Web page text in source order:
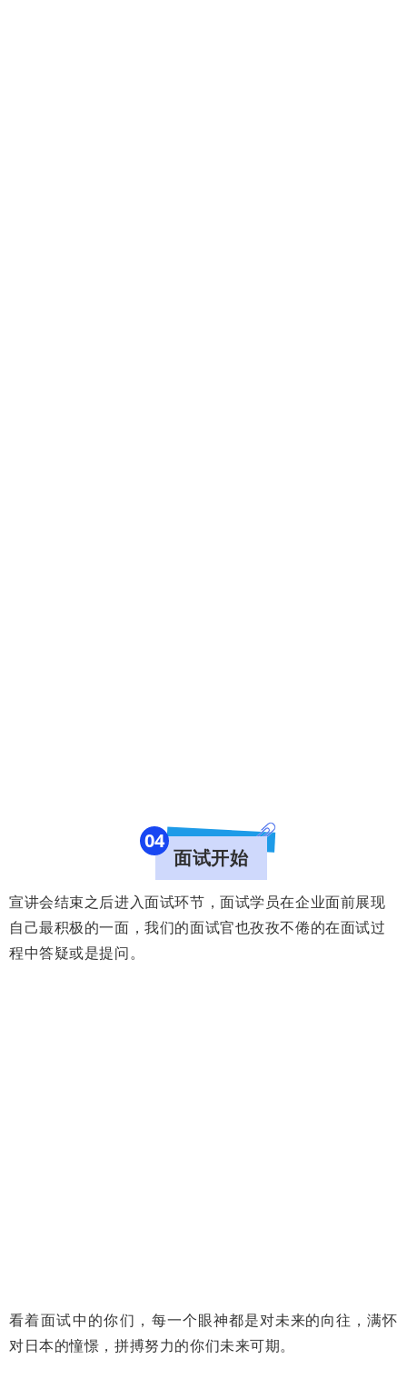
04
面试开始
宣讲会结束之后进入面试环节，面试学员在企业面前展现
自己最积极的一面，我们的面试官也孜孜不倦的在面试过
程中答疑或是提问。
看着面试中的你们， 每一个眼神都是对未来的向往，满怀
对日本的憧憬，拼搏努力的你们未来可期。